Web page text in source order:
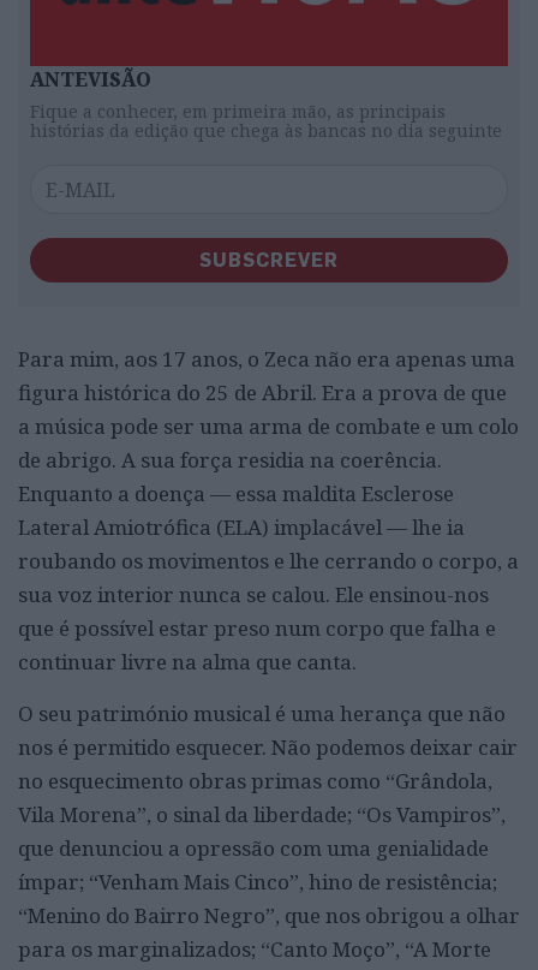
ANTEVISÃO
Fique a conhecer, em primeira mão, as principais
histórias da edição que chega às bancas no dia seguinte
SUBSCREVER
Para mim, aos 17 anos, o Zeca não era apenas uma
figura histórica do 25 de Abril. Era a prova de que
a música pode ser uma arma de combate e um colo
de abrigo. A sua força residia na coerência.
Enquanto a doença — essa maldita Esclerose
Lateral Amiotrófica (ELA) implacável — lhe ia
roubando os movimentos e lhe cerrando o corpo, a
sua voz interior nunca se calou. Ele ensinou-nos
que é possível estar preso num corpo que falha e
continuar livre na alma que canta.
O seu património musical é uma herança que não
nos é permitido esquecer. Não podemos deixar cair
no esquecimento obras primas como “Grândola,
Vila Morena”, o sinal da liberdade; “Os Vampiros”,
que denunciou a opressão com uma genialidade
ímpar; “Venham Mais Cinco”, hino de resistência;
“Menino do Bairro Negro”, que nos obrigou a olhar
para os marginalizados; “Canto Moço”, “A Morte